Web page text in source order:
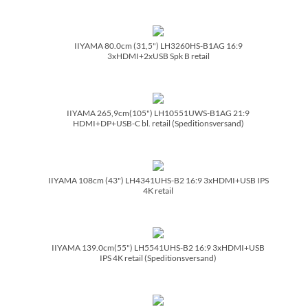
IIYAMA 80.0cm (31,5") LH3260HS-B1AG 16:9
3xHDMI+2xUSB Spk B retail
IIYAMA 265,9cm(105") LH10551UWS-B1AG 21:9
HDMI+DP+USB-C bl. retail (Speditionsversand)
IIYAMA 108cm (43") LH4341UHS-B2 16:9 3xHDMI+USB IPS
4K retail
IIYAMA 139.0cm(55") LH5541UHS-B2 16:9 3xHDMI+USB
IPS 4K retail (Speditionsversand)